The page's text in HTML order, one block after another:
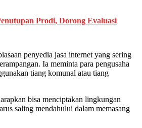
Prodi, Dorong Evaluasi
penyedia jasa internet yang sering
Ia meminta para pengusaha
tiang komunal atau tiang
bisa menciptakan lingkungan
saling mendahului dalam memasang